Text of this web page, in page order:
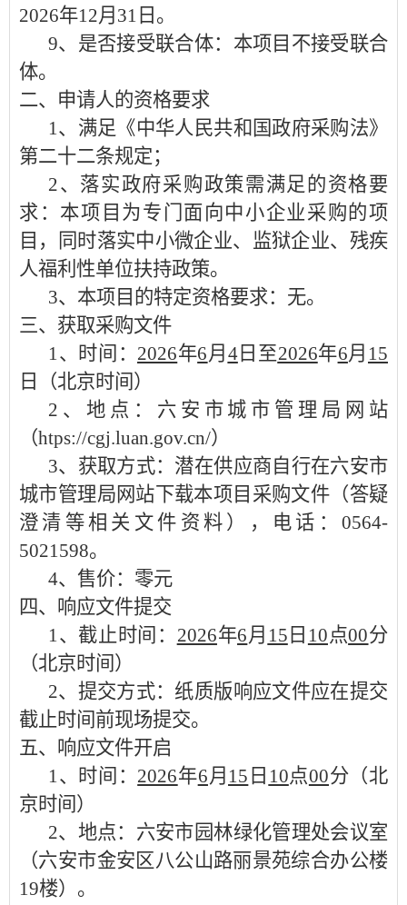
2026年12月31日。
9、是否接受联合体：本项目不接受联合
体。
二、申请人的资格要求
1、满足《中华人民共和国政府采购法》
第二十二条规定；
2、落实政府采购政策需满足的资格要
求： 本项目为专门面向中小企业采购的项
目，同时落实中小微企业、监狱企业、残疾
人福利性单位扶持政策。
3、本项目的特定资格要求： 无。
三、获取采购文件
1、时间： 2026年6月 4日至2026年6月 15
日
（北京时间）
2、地点： 六安市城市管理局网站
（htps://cgj.luan.gov.cn/）
3、获取方式： 潜在供应商自行在六安市
城市管理局网站下载本项目采购文件 （答疑
澄清等相关文件资料），电话： 0564-
5021598。
4、售价：零元
四、响应文件提交
1、截止时间： 2026年6月 15 日 10点00分
（北京时间）
2、提交方式：纸质版响应文件应在提交
截止时间前现场提交。
五、 响应文件开启
1、时间： 2026年6月 15 日 10点00分（北
京时间）
2、地点：六安市园林绿化管理处会议室
（六安市金安区八公山路丽景苑综合办公楼
19楼） 。